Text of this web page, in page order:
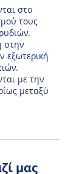
στο
τους
στην
εξωτερική
με την
μεταξύ
μας